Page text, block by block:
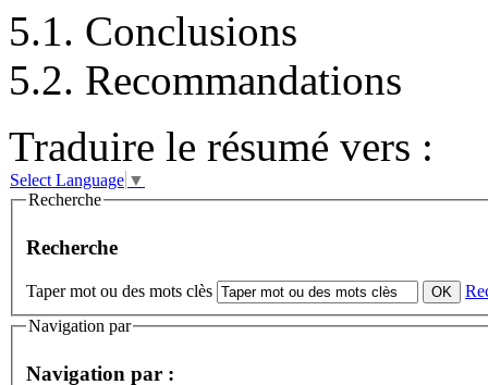
5.1. Conclusions
5.2. Recommandations
Traduire le résumé vers :
Select Language ▼
Recherche
Recherche
Taper mot ou des mots clès
Navigation par
Navigation par :